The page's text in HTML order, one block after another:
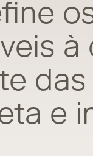
à
e